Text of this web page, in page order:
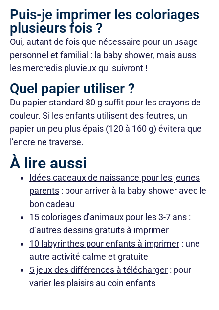
Puis-je imprimer les coloriages
plusieurs fois ?
Oui, autant de fois que nécessaire pour un usage
personnel et familial : la baby shower, mais aussi
les mercredis pluvieux qui suivront !
Quel papier utiliser ?
Du papier standard 80 g suffit pour les crayons de
couleur. Si les enfants utilisent des feutres, un
papier un peu plus épais (120 à 160 g) évitera que
l’encre ne traverse.
À lire aussi
Idées cadeaux de naissance pour les jeunes
parents : pour arriver à la baby shower avec le
bon cadeau
15 coloriages d’animaux pour les 3-7 ans :
d’autres dessins gratuits à imprimer
10 labyrinthes pour enfants à imprimer : une
autre activité calme et gratuite
5 jeux des différences à télécharger : pour
varier les plaisirs au coin enfants